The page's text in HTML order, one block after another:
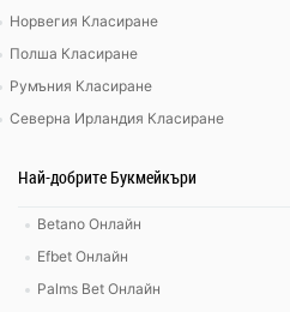
Норвегия Класиране
Полша Класиране
Румъния Класиране
Северна Ирландия Класиране
Най-добрите Букмейкъри
Betano Онлайн
Efbet Онлайн
Palms Bet Онлайн